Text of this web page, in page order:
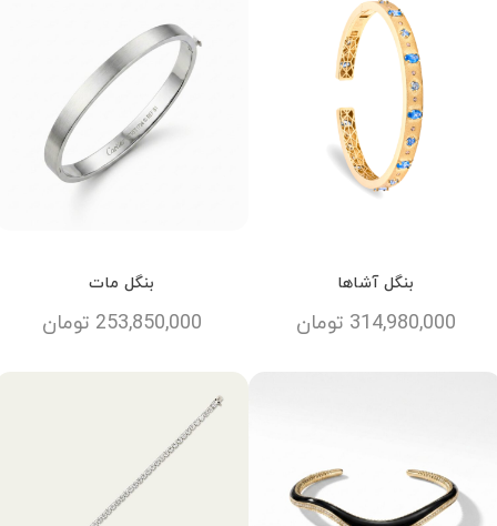
بنگل آشاها
314,980,000 تومان
بنگل مات
253,850,000 تومان